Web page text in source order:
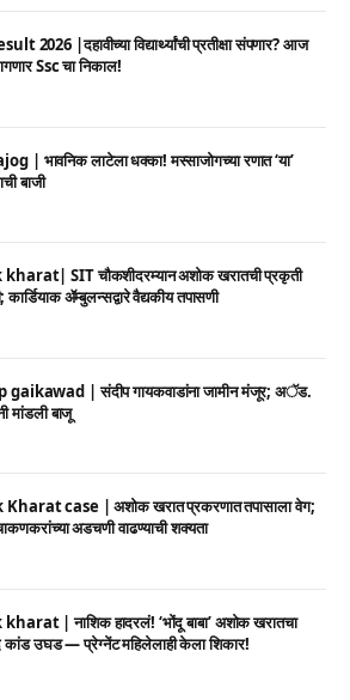
2026 |दहावीच्या विद्यार्थ्यांची प्रतीक्षा संपणार? आज
Ssc चा निकाल!
| भावनिक लाटेला धक्का! मस्साजोगच्या रणात ‘या’
बाजी
SIT चौकशीदरम्यान अशोक खरातची प्रकृती
कार्डियाक ॲम्बुलन्सद्वारे वैद्यकीय तपासणी
gaikawad | संदीप गायकवाडांना जामीन मंजूर; अॅड.
मांडली बाजू
case | अशोक खरात प्रकरणात तपासाला वेग;
अडचणी वाढण्याची शक्यता
| नाशिक हादरलं! ‘भोंदू बाबा’ अशोक खरातचा
कांड उघड — प्रेग्नेंट महिलेलाही केला शिकार!